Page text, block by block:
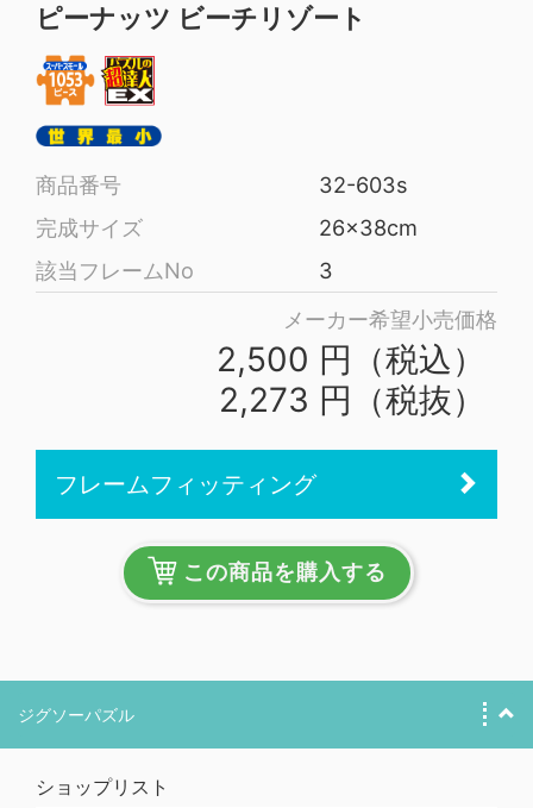
ピーナッツ ビーチリゾート
商品番号
32-603s
完成サイズ
26x38cm
該当フレームNo
3
メーカー希望小売価格
2,500 円（税込）
2,273 円（税抜）
フレームフィッティング
この商品を購入する
ジグソーパズル
ショップリスト